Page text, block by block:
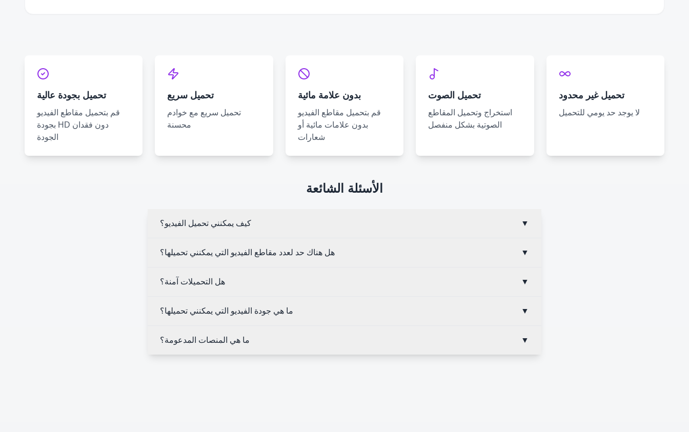
تحميل بجودة عالية
قم بتحميل مقاطع الفيديو
بجودة HD دون فقدان
الجودة
تحميل سريع
تحميل سريع مع خوادم
محسنة
بدون علامة مائية
قم بتحميل مقاطع الفيديو
بدون علامات مائية أو
شعارات
تحميل الصوت
استخراج وتحميل المقاطع
الصوتية بشكل منفصل
تحميل غير محدود
لا يوجد حد يومي للتحميل
الأسئلة الشائعة
كيف يمكنني تحميل الفيديو؟ ▼
هل هناك حد لعدد مقاطع الفيديو التي يمكنني تحميلها؟ ▼
هل التحميلات آمنة؟ ▼
ما هي جودة الفيديو التي يمكنني تحميلها؟ ▼
ما هي المنصات المدعومة؟ ▼